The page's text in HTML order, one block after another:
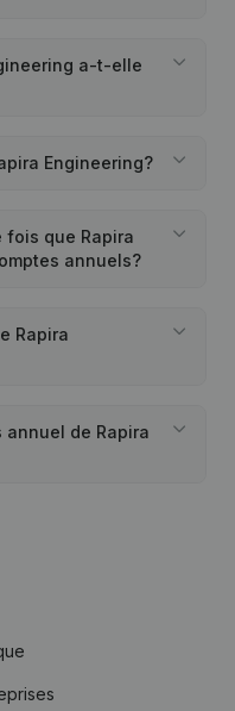
a-t-elle
Engineering?
fois que Rapira
annuels?
Rapira
de Rapira